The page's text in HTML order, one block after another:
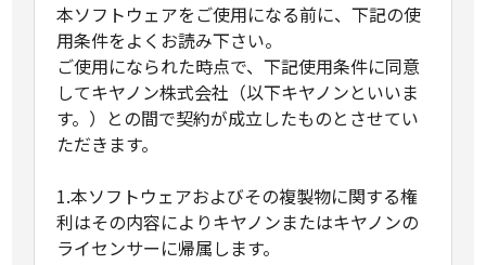
本ソフトウェアをご使用になる前に、下記の使
用条件をよくお読み下さい。
ご使用になられた時点で、下記使用条件に同意
してキヤノン株式会社（以下キヤノンといいま
す。）との間で契約が成立したものとさせてい
ただきます。
1.本ソフトウェアおよびその複製物に関する権
利はその内容によりキヤノンまたはキヤノンの
ライセンサーに帰属します。